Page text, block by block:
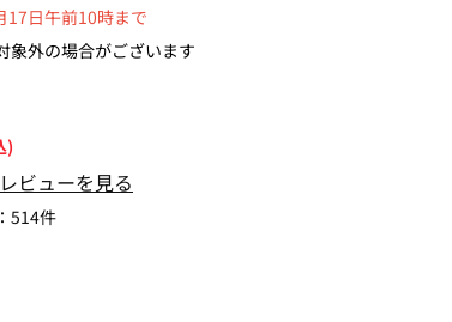
17日午前10時まで
外の場合がございます
)
ビューを見る
514件